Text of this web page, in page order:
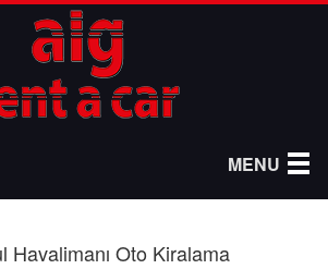
MENU
Havalimanı Oto Kiralama